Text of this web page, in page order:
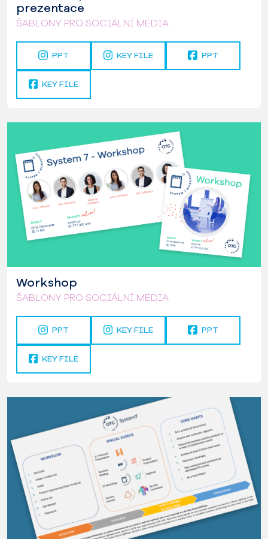
prezentace
ŠABLONY PRO SOCIÁLNÍ MÉDIA
PPT KEY FILE PPT
KEY FILE
Workshop
ŠABLONY PRO SOCIÁLNÍ MÉDIA
PPT KEY FILE PPT
KEY FILE